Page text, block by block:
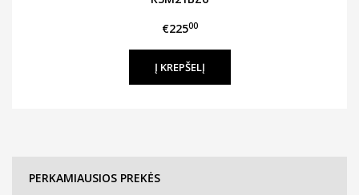
€22500
PERKAMIAUSIOS PREKĖS